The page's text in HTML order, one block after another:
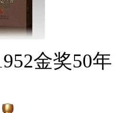
金奖50年